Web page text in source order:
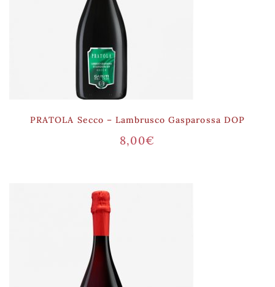
PRATOLA Secco – Lambrusco Gasparossa DOP
8,00€